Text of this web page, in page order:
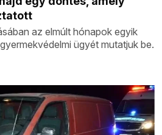
az elmúlt hónapok egyik
ügyét mutatjuk be.